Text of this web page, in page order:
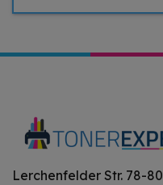
Lerchenfelder Str. 78-